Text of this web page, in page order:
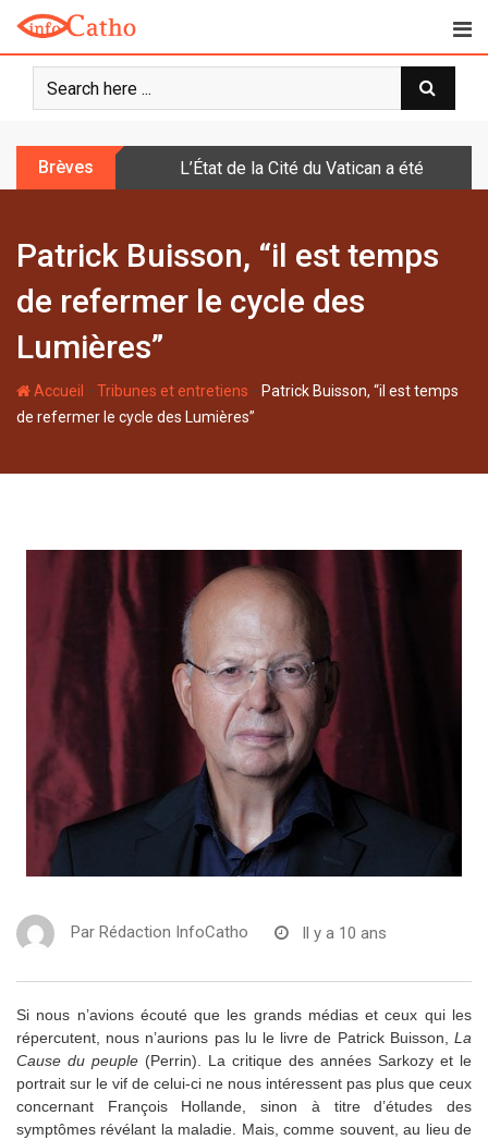
o
Brèves L’État de la Cité du Vatican a été doté
Patrick Buisson, “il est temps
de refermer le cycle des
Lumières”
Accueil -Tribunes et entretiens - Patrick Buisson, “il est temps
de refermer le cycle des Lumières”
Par Rédaction InfoCatho Il y a 10 ans
Si nous n’avions écouté que les grands médias et ceux qui les
répercutent, nous n’aurions pas lu le livre de Patrick Buisson, La
Cause du peuple (Perrin). La critique des années Sarkozy et le
portrait sur le vif de celui-ci ne nous intéressent pas plus que ceux
concernant François Hollande, sinon à titre d’études des
symptômes révélant la maladie. Mais, comme souvent, au lieu de